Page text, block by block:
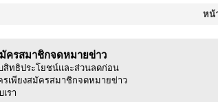
หน้
ครสมาชิกจดหมายข่าว
สิทธิประโยชน์และส่วนลดก่อน
รเพียงสมัครสมาชิกจดหมายข่าว
เรา